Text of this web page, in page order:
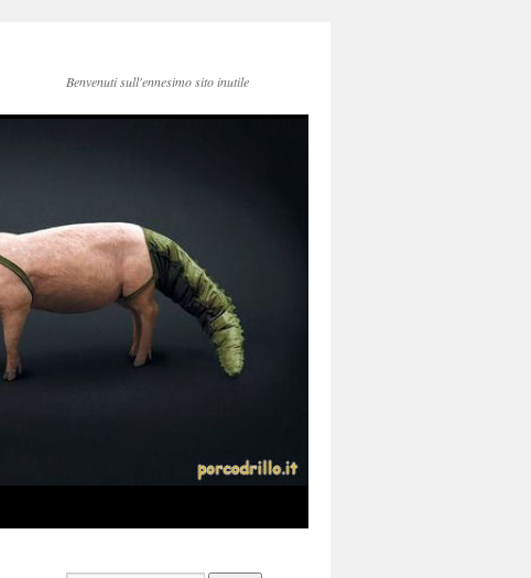
Benvenuti sull'ennesimo sito inutile